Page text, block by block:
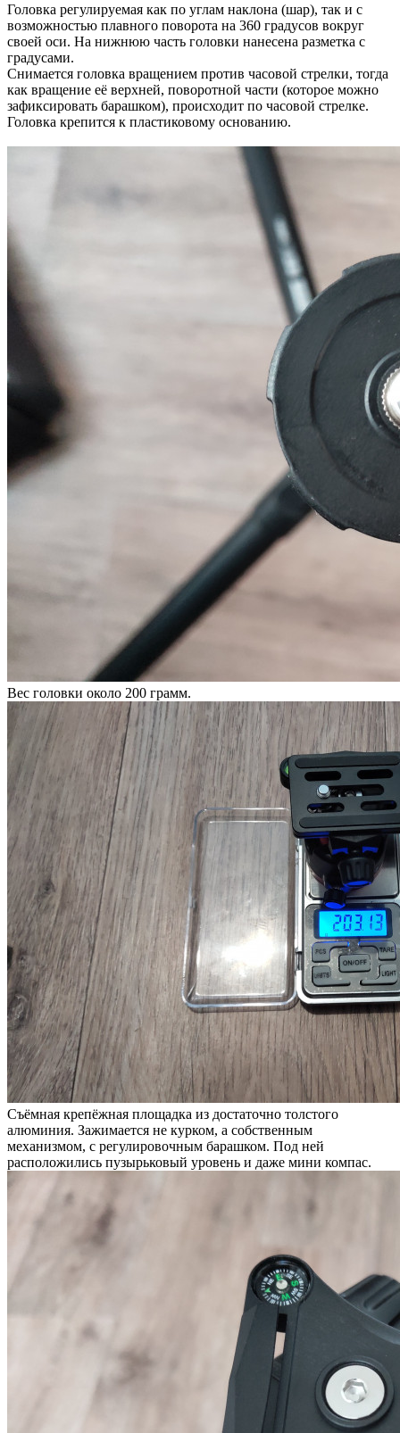
Головка регулируемая как по углам наклона (шар), так и с
возможностью плавного поворота на 360 градусов вокруг
своей оси. На нижнюю часть головки нанесена разметка с
градусами.
Снимается головка вращением против часовой стрелки, тогда
как вращение её верхней, поворотной части (которое можно
зафиксировать барашком), происходит по часовой стрелке.
Головка крепится к пластиковому основанию.
Вес головки около 200 грамм.
Съёмная крепёжная площадка из достаточно толстого
алюминия. Зажимается не курком, а собственным
механизмом, с регулировочным барашком. Под ней
расположились пузырьковый уровень и даже мини компас.